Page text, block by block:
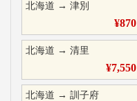
北海道 → 津別
¥870
北海道 → 清里
¥7,550
北海道 → 訓子府